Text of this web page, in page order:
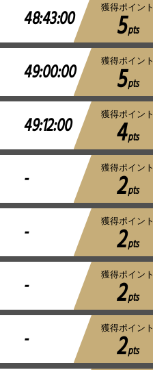
48:43:00 獲得ポイント
5pts
49:00:00 獲得ポイント
5pts
49:12:00 獲得ポイント
4pts
- 獲得ポイント
2pts
- 獲得ポイント
2pts
- 獲得ポイント
2pts
- 獲得ポイント
2pts